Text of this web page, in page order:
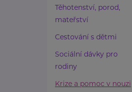
Těhotenství, porod,
mateřství
Cestování s dětmi
Sociální dávky pro
rodiny
Krize a pomoc v nouzi